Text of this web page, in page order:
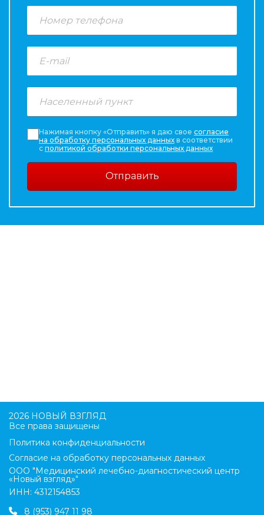
Нажимая кнопку «Отправить» я даю свое согласие
на обработку персональных данных в соответствии
с политикой обработки персональных данных
Отправить
2026 НОВЫЙ ВЗГЛЯД
Все права защищены
Политика конфиденциальности
Согласие на обработку персональных данных
ООО "Медицинский лечебно-диагностический центр
«Новый взгляд»"
ИНН: 4312154853
8 (953) 947 11 98